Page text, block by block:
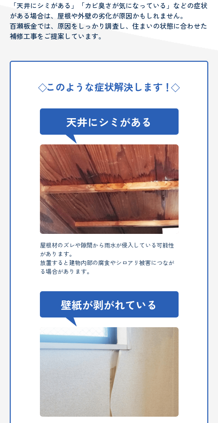
「天井にシミがある」「カビ臭さが気になっている」などの症状
がある場合は、屋根や外壁の劣化が原因かもしれません。
百瀬板金では、原因をしっかり調査し、住まいの状態に合わせた
補修工事をご提案しています。
このような症状解決します！
天井にシミがある
屋根材のズレや隙間から雨水が侵入している可能性
があります。
放置すると建物内部の腐食やシロアリ被害につなが
る場合があります。
壁紙が剥がれている